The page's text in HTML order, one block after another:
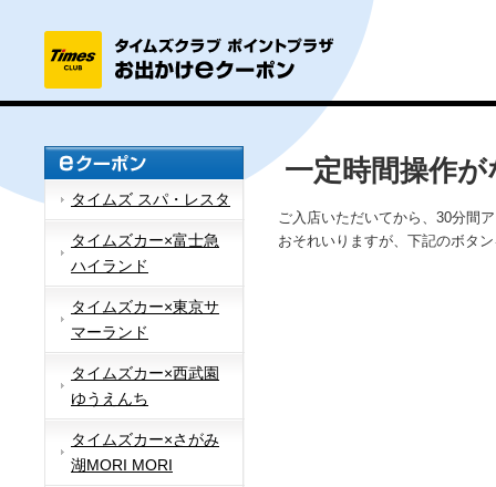
タイムズ スパ・レスタ
タイムズカー×富士急
ハイランド
タイムズカー×東京サ
マーランド
タイムズカー×西武園
ゆうえんち
タイムズカー×さがみ
湖MORI MORI
一定時間操作
ご入店いただいてから、30分間
おそれいりますが、下記のボタ